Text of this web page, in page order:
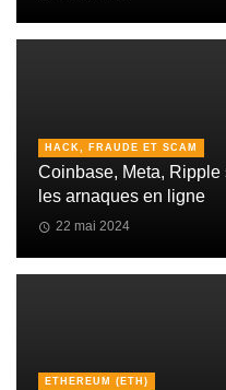
HACK, FRAUDE ET SCAM
Coinbase, Meta, Ripple
les arnaques en ligne
22 mai 2024
ETHEREUM (ETH)